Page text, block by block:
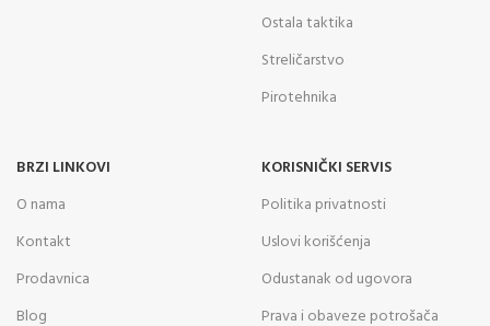
Ostala taktika
Streličarstvo
Pirotehnika
BRZI LINKOVI
O nama
Kontakt
Prodavnica
Blog
KORISNIČKI SERVIS
Politika privatnosti
Uslovi korišćenja
Odustanak od ugovora
Prava i obaveze potrošača